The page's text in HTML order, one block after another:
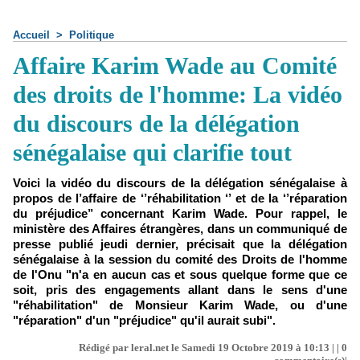
Accueil > Politique
Affaire Karim Wade au Comité
des droits de l'homme: La vidéo
du discours de la délégation
sénégalaise qui clarifie tout
Voici la vidéo du discours de la délégation sénégalaise à
propos de l’affaire de ‘’réhabilitation ‘’ et de la ‘’réparation
du préjudice’’ concernant Karim Wade. Pour rappel, le
ministère des Affaires étrangères, dans un communiqué de
presse publié jeudi dernier, précisait que la délégation
sénégalaise à la session du comité des Droits de l'homme
de l'Onu "n'a en aucun cas et sous quelque forme que ce
soit, pris des engagements allant dans le sens d'une
"réhabilitation" de Monsieur Karim Wade, ou d'une
"réparation" d'un "préjudice" qu'il aurait subi".
Rédigé par leral.net le Samedi 19 Octobre 2019 à 10:13 | | 0